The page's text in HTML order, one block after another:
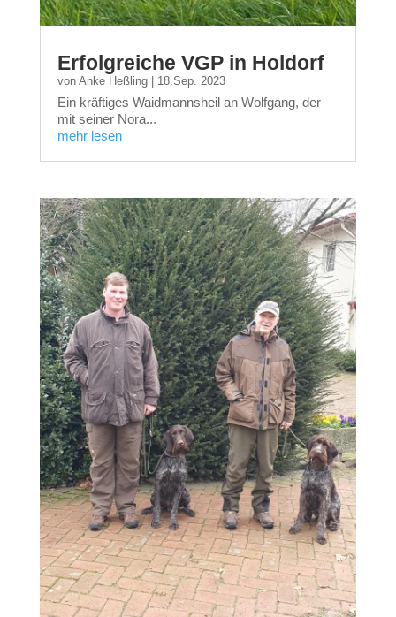
Erfolgreiche VGP in Holdorf
von Anke Heßling| 18.Sep. 2023
Ein kräftiges Waidmannsheil an Wolfgang, der
mit seiner Nora...
mehr lesen